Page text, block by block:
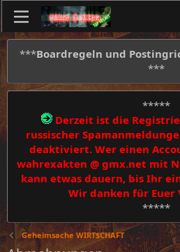
***Boardregeln und
***
*****
Derzeit ist die
russischer
deaktiviert. Wer einen
wahrexakten @ gmx.net mit
kann etwas dauern, bis Ihr
Wir danken für Euer
*****
Geheimsache WIRT$CHAFT